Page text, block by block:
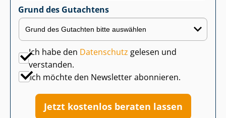
Grund des Gutachtens
Ich habe den Datenschutz gelesen und
verstanden.
Ich möchte den Newsletter abonnieren.
Jetzt kostenlos beraten lassen